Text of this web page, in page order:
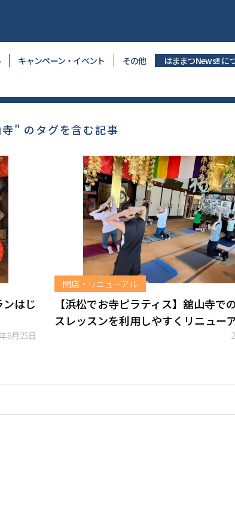
キャンペーン・イベント その他 はままつNews!! に
" のタグを含む記事
はじ
9月25日
開店・リニューアル
【浜松でお寺ピラティス】舘山寺で
スレッスンを利用しやすくリニュー